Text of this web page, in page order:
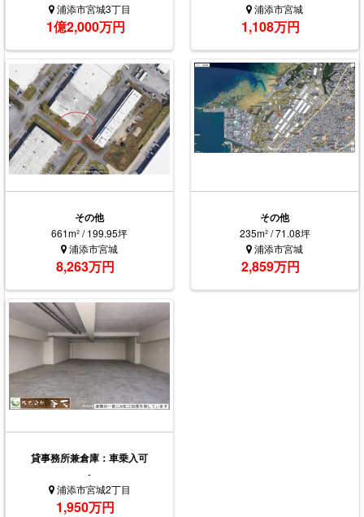
浦添市宮城3丁目
1億2,000万円
浦添市宮城
1,108万円
その他
661m² / 199.95坪
浦添市宮城
8,263万円
その他
235m² / 71.08坪
浦添市宮城
2,859万円
貸事務所兼倉庫：車乗入可
-
浦添市宮城2丁目
1,950万円